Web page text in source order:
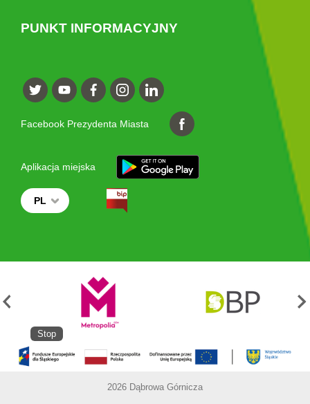
PUNKT INFORMACYJNY
Facebook Prezydenta Miasta
Aplikacja miejska
PL
Stop
2026 Dąbrowa Górnicza